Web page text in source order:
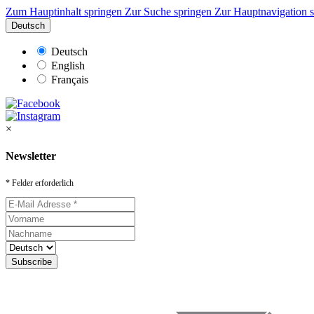
Zum Hauptinhalt springen Zur Suche springen Zur Hauptnavigation
Deutsch
Deutsch
English
Français
×
Newsletter
* Felder erforderlich